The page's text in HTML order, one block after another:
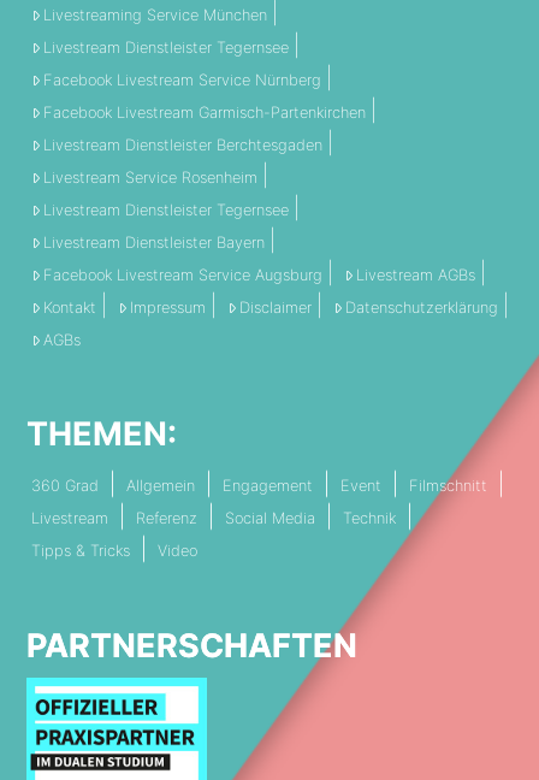
Livestreaming Service München
Livestream Dienstleister Tegernsee
Facebook Livestream Service Nürnberg
Facebook Livestream Garmisch-Partenkirchen
Livestream Dienstleister Berchtesgaden
Livestream Service Rosenheim
Livestream Dienstleister Tegernsee
Livestream Dienstleister Bayern
Facebook Livestream Service Augsburg
Livestream AGBs
Kontakt
Impressum Disclaimer
Datenschutzerklärung
AGBs
THEMEN:
360 Grad Allgemein Engagement Event
Filmschnitt
Livestream
Referenz Social Media
Technik
Tipps & Tricks
Video
PARTNERSCHAFTEN